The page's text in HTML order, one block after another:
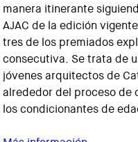
manera itinerante
AJAC de la edición
tres de los premiados
consecutiva. Se trata de
jóvenes arquitectos de
alrededor del proceso de
los condicionantes de